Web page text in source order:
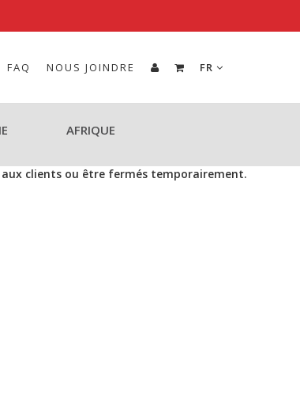
FAQ NOUS JOINDRE FR
AFRIQUE
aux clients ou être fermés temporairement.